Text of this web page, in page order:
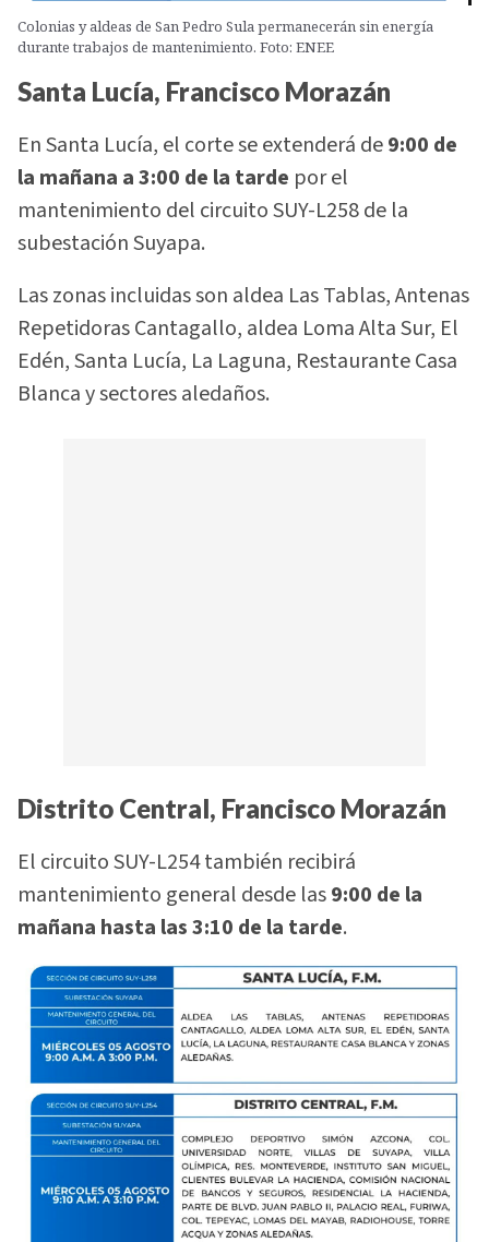
Colonias y aldeas de San Pedro Sula permanecerán sin energía
durante trabajos de mantenimiento. Foto: ENEE
Santa Lucía, Francisco Morazán
En Santa Lucía, el corte se extenderá de9:00 de
la mañana a 3:00 de la tarde por el
mantenimiento del circuito SUY-L258 de la
subestación Suyapa.
Las zonas incluidas son aldea Las Tablas, Antenas
Repetidoras Cantagallo, aldea Loma Alta Sur, El
Edén, Santa Lucía, La Laguna, Restaurante Casa
Blanca y sectores aledaños.
Distrito Central, Francisco Morazán
El circuito SUY-L254 también recibirá
mantenimiento general desde las9:00 de la
mañana hasta las 3:10 de la tarde.